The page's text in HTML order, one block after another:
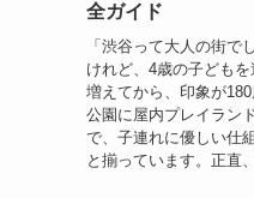
全ガイド
「渋谷って大人の街で
けれど、4歳の子ども
増えてから、印象が
公園に屋内プレイラン
で、子連れに優しい仕
と揃っています。正直